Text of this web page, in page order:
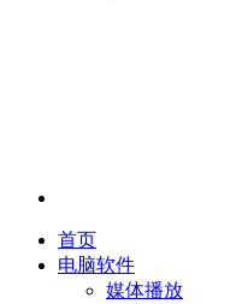
首页
电脑软件
媒体播放